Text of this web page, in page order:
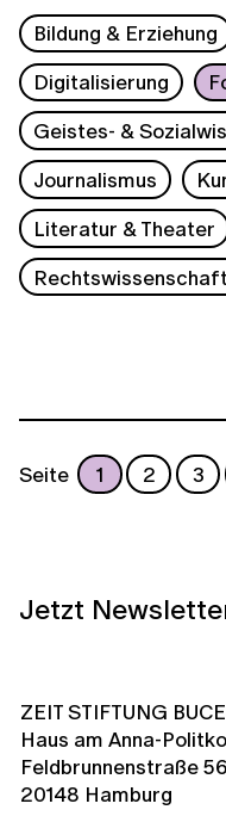
Bildung & Erziehung
Digitalisierung
Geistes- &
Journalismus
Literatur & Theater
Seite 1 2 3
Jetzt
ZEIT STIFTUNG
Haus am Anna-
Feldbrunnenstraße 56
20148 Hamburg